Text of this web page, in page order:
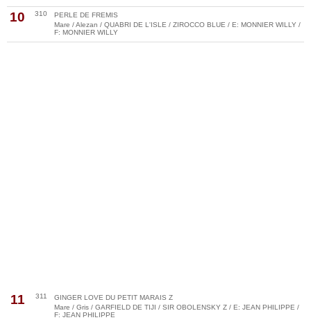
10 310
PERLE DE FREMIS
Mare / Alezan / QUABRI DE L'ISLE / ZIROCCO BLUE / E: MONNIER WILLY /
F: MONNIER WILLY
11 311
GINGER LOVE DU PETIT MARAIS Z
Mare / Gris / GARFIELD DE TIJI / SIR OBOLENSKY Z / E: JEAN PHILIPPE /
F: JEAN PHILIPPE